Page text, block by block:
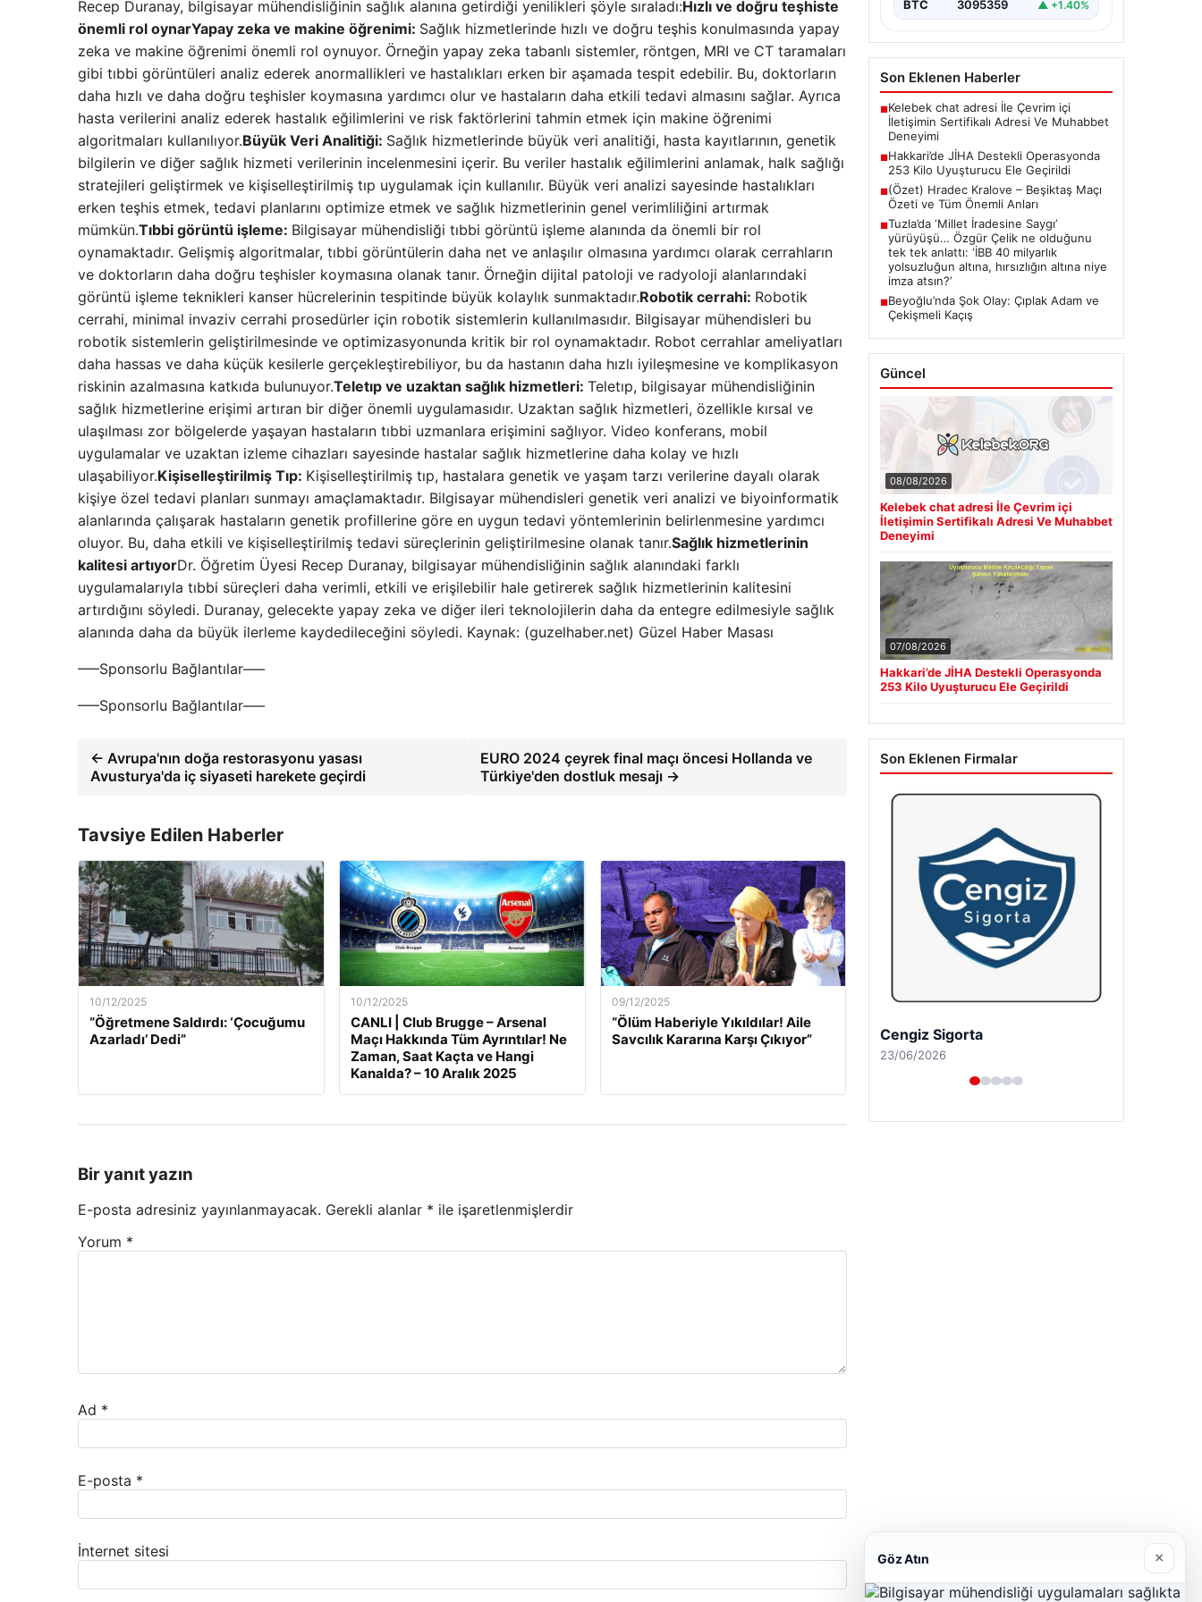
Recep Duranay, bilgisayar mühendisliğinin sağlık alanına getirdiği yenilikleri şöyle sıraladı:Hızlı ve doğru teşhiste
önemli rol oynarYapay zeka ve makine öğrenimi: Sağlık hizmetlerinde hızlı ve doğru teşhis konulmasında yapay
zeka ve makine öğrenimi önemli rol oynuyor. Örneğin yapay zeka tabanlı sistemler, röntgen, MRI ve CT taramaları
gibi tıbbi görüntüleri analiz ederek anormallikleri ve hastalıkları erken bir aşamada tespit edebilir. Bu, doktorların
daha hızlı ve daha doğru teşhisler koymasına yardımcı olur ve hastaların daha etkili tedavi almasını sağlar. Ayrıca
hasta verilerini analiz ederek hastalık eğilimlerini ve risk faktörlerini tahmin etmek için makine öğrenimi
algoritmaları kullanılıyor.Büyük Veri Analitiği: Sağlık hizmetlerinde büyük veri analitiği, hasta kayıtlarının, genetik
bilgilerin ve diğer sağlık hizmeti verilerinin incelenmesini içerir. Bu veriler hastalık eğilimlerini anlamak, halk sağlığı
stratejileri geliştirmek ve kişiselleştirilmiş tıp uygulamak için kullanılır. Büyük veri analizi sayesinde hastalıkları
erken teşhis etmek, tedavi planlarını optimize etmek ve sağlık hizmetlerinin genel verimliliğini artırmak
mümkün.Tıbbi görüntü işleme: Bilgisayar mühendisliği tıbbi görüntü işleme alanında da önemli bir rol
oynamaktadır. Gelişmiş algoritmalar, tıbbi görüntülerin daha net ve anlaşılır olmasına yardımcı olarak cerrahların
ve doktorların daha doğru teşhisler koymasına olanak tanır. Örneğin dijital patoloji ve radyoloji alanlarındaki
görüntü işleme teknikleri kanser hücrelerinin tespitinde büyük kolaylık sunmaktadır.Robotik cerrahi: Robotik
cerrahi, minimal invaziv cerrahi prosedürler için robotik sistemlerin kullanılmasıdır. Bilgisayar mühendisleri bu
robotik sistemlerin geliştirilmesinde ve optimizasyonunda kritik bir rol oynamaktadır. Robot cerrahlar ameliyatları
daha hassas ve daha küçük kesilerle gerçekleştirebiliyor, bu da hastanın daha hızlı iyileşmesine ve komplikasyon
riskinin azalmasına katkıda bulunuyor.Teletıp ve uzaktan sağlık hizmetleri: Teletıp, bilgisayar mühendisliğinin
sağlık hizmetlerine erişimi artıran bir diğer önemli uygulamasıdır. Uzaktan sağlık hizmetleri, özellikle kırsal ve
ulaşılması zor bölgelerde yaşayan hastaların tıbbi uzmanlara erişimini sağlıyor. Video konferans, mobil
uygulamalar ve uzaktan izleme cihazları sayesinde hastalar sağlık hizmetlerine daha kolay ve hızlı
ulaşabiliyor.Kişiselleştirilmiş Tıp: Kişiselleştirilmiş tıp, hastalara genetik ve yaşam tarzı verilerine dayalı olarak
kişiye özel tedavi planları sunmayı amaçlamaktadır. Bilgisayar mühendisleri genetik veri analizi ve biyoinformatik
alanlarında çalışarak hastaların genetik profillerine göre en uygun tedavi yöntemlerinin belirlenmesine yardımcı
oluyor. Bu, daha etkili ve kişiselleştirilmiş tedavi süreçlerinin geliştirilmesine olanak tanır.Sağlık hizmetlerinin
kalitesi artıyorDr. Öğretim Üyesi Recep Duranay, bilgisayar mühendisliğinin sağlık alanındaki farklı
uygulamalarıyla tıbbi süreçleri daha verimli, etkili ve erişilebilir hale getirerek sağlık hizmetlerinin kalitesini
artırdığını söyledi. Duranay, gelecekte yapay zeka ve diğer ileri teknolojilerin daha da entegre edilmesiyle sağlık
alanında daha da büyük ilerleme kaydedileceğini söyledi. Kaynak: (guzelhaber.net) Güzel Haber Masası
—–Sponsorlu Bağlantılar—–
—–Sponsorlu Bağlantılar—–
← Avrupa'nın doğa restorasyonu yasası
Avusturya'da iç siyaseti harekete geçirdi
EURO 2024 çeyrek final maçı öncesi Hollanda ve
Türkiye'den dostluk mesajı →
Tavsiye Edilen Haberler
10/12/2025
“Öğretmene Saldırdı: ‘Çocuğumu
Azarladı’ Dedi”
10/12/2025
CANLI | Club Brugge – Arsenal
Maçı Hakkında Tüm Ayrıntılar! Ne
Zaman, Saat Kaçta ve Hangi
Kanalda? – 10 Aralık 2025
09/12/2025
“Ölüm Haberiyle Yıkıldılar! Aile
Savcılık Kararına Karşı Çıkıyor”
Bir yanıt yazın
E-posta adresiniz yayınlanmayacak. Gerekli alanlar * ile işaretlenmişlerdir
Yorum *
Ad *
E-posta *
İnternet sitesi
BTC 3095359 ▲ +1.40%
Son Eklenen Haberler
■Kelebek chat adresi İle Çevrim içi
İletişimin Sertifikalı Adresi Ve Muhabbet
Deneyimi
■Hakkari’de JİHA Destekli Operasyonda
253 Kilo Uyuşturucu Ele Geçirildi
■(Özet) Hradec Kralove – Beşiktaş Maçı
Özeti ve Tüm Önemli Anları
■Tuzla’da ‘Millet İradesine Saygı’
yürüyüşü… Özgür Çelik ne olduğunu
tek tek anlattı: ‘İBB 40 milyarlık
yolsuzluğun altına, hırsızlığın altına niye
imza atsın?’
■Beyoğlu’nda Şok Olay: Çıplak Adam ve
Çekişmeli Kaçış
Güncel
08/08/2026
Kelebek chat adresi İle Çevrim içi
İletişimin Sertifikalı Adresi Ve Muhabbet
Deneyimi
07/08/2026
Hakkari’de JİHA Destekli Operasyonda
253 Kilo Uyuşturucu Ele Geçirildi
Son Eklenen Firmalar
Hastaş Beton
26/05/2026
Göz Atın ×